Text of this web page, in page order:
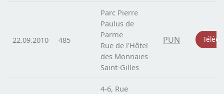
22.09.2010 485
Parc Pierre
Paulus de
Parme
Rue de l'Hôtel
des Monnaies
Saint-Gilles
PUN
4-6, Rue